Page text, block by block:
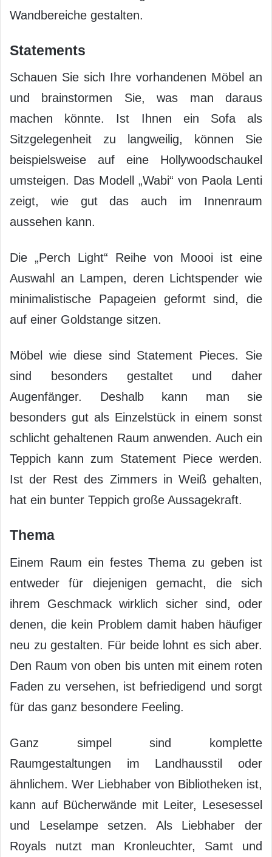
Wandbereiche gestalten.
Statements
Schauen Sie sich Ihre vorhandenen Möbel an
und brainstormen Sie, was man daraus
machen könnte. Ist Ihnen ein Sofa als
Sitzgelegenheit zu langweilig, können Sie
beispielsweise auf eine Hollywoodschaukel
umsteigen. Das Modell „Wabi“ von Paola Lenti
zeigt, wie gut das auch im Innenraum
aussehen kann.
Die „Perch Light“ Reihe von Moooi ist eine
Auswahl an Lampen, deren Lichtspender wie
minimalistische Papageien geformt sind, die
auf einer Goldstange sitzen.
Möbel wie diese sind Statement Pieces. Sie
sind besonders gestaltet und daher
Augenfänger. Deshalb kann man sie
besonders gut als Einzelstück in einem sonst
schlicht gehaltenen Raum anwenden. Auch ein
Teppich kann zum Statement Piece werden.
Ist der Rest des Zimmers in Weiß gehalten,
hat ein bunter Teppich große Aussagekraft.
Thema
Einem Raum ein festes Thema zu geben ist
entweder für diejenigen gemacht, die sich
ihrem Geschmack wirklich sicher sind, oder
denen, die kein Problem damit haben häufiger
neu zu gestalten. Für beide lohnt es sich aber.
Den Raum von oben bis unten mit einem roten
Faden zu versehen, ist befriedigend und sorgt
für das ganz besondere Feeling.
Ganz simpel sind komplette
Raumgestaltungen im Landhausstil oder
ähnlichem. Wer Liebhaber von Bibliotheken ist,
kann auf Bücherwände mit Leiter, Lesesessel
und Leselampe setzen. Als Liebhaber der
Royals nutzt man Kronleuchter, Samt und